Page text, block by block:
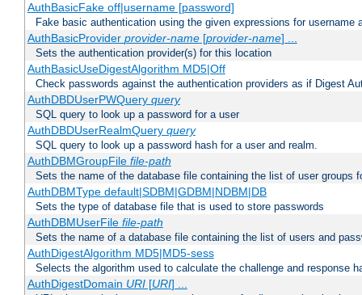
AuthBasicFake off|username [password]
Fake basic authentication using the given expressions for username
AuthBasicProvider provider-name[provider-name] ...
Sets the authentication provider(s) for this location
AuthBasicUseDigestAlgorithm MD5|Off
Check passwords against the authentication providers as if Digest
AuthDBDUserPWQuery query
SQL query to look up a password for a user
AuthDBDUserRealmQuery query
SQL query to look up a password hash for a user and realm.
AuthDBMGroupFile file-path
Sets the name of the database file containing the list of user groups
AuthDBMType default|SDBM|GDBM|NDBM|DB
Sets the type of database file that is used to store passwords
AuthDBMUserFile file-path
Sets the name of a database file containing the list of users and
AuthDigestAlgorithm MD5|MD5-sess
Selects the algorithm used to calculate the challenge and response
AuthDigestDomain URI[URI] ...